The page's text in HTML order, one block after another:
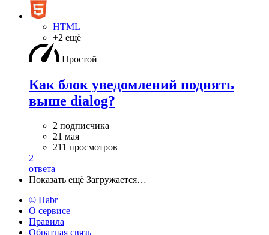
HTML
+2 ещё
Простой
Как блок уведомлений поднять
выше dialog?
2 подписчика
21 мая
211 просмотров
2
ответа
Показать ещё Загружается…
© Habr
О сервисе
Правила
Обратная связь